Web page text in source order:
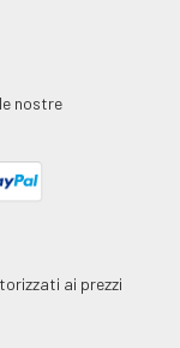
nostre
ai prezzi